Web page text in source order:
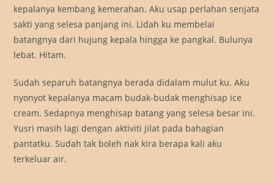
kepalanya kembang kemerahan. Aku usap perlahan senjata
sakti yang selesa panjang ini. Lidah ku membelai
batangnya dari hujung kepala hingga ke pangkal. Bulunya
lebat. Hitam.
Sudah separuh batangnya berada didalam mulut ku. Aku
nyonyot kepalanya macam budak-budak menghisap ice
cream. Sedapnya menghisap batang yang selesa besar ini.
Yusri masih lagi dengan aktiviti jilat pada bahagian
pantatku. Sudah tak boleh nak kira berapa kali aku
terkeluar air.